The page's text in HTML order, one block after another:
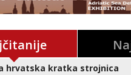
hrvatska kratka strojnica